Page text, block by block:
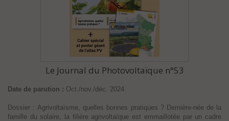
Le Journal du Photovoltaïque n°53
Date de parution : Oct./nov./déc. 2024
Dossier : Agrivoltaïsme, quelles bonnes pratiques ? Dernière-née de la
famille du solaire, la filière agrivoltaïque est emmaillotée par un cadre